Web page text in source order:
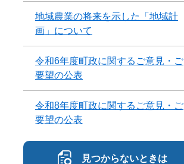
地域農業の将来を示した「地域計
画」について
令和6年度町政に関するご意見・ご
要望の公表
令和8年度町政に関するご意見・ご
要望の公表
見つからないときは